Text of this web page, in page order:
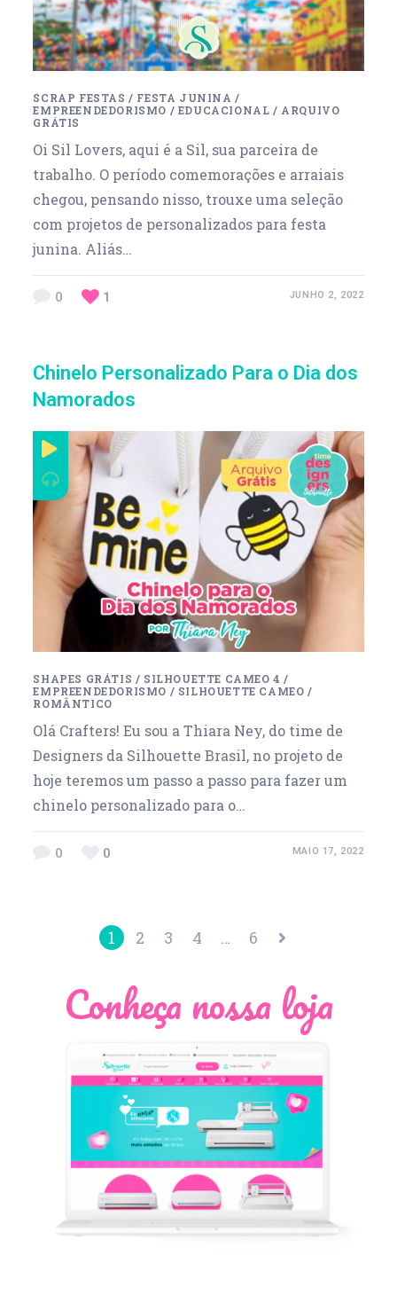
SCRAP FESTAS / FESTA JUNINA /
EMPREENDEDORISMO / EDUCACIONAL / ARQUIVO
GRÁTIS
Oi Sil Lovers, aqui é a Sil, sua parceira de
trabalho. O período comemorações e arraiais
chegou, pensando nisso, trouxe uma seleção
com projetos de personalizados para festa
junina. Aliás…
0 1 JUNHO 2, 2022
Chinelo Personalizado Para o Dia dos
Namorados
SHAPES GRÁTIS / SILHOUETTE CAMEO 4 /
EMPREENDEDORISMO / SILHOUETTE CAMEO /
ROMÂNTICO
Olá Crafters! Eu sou a Thiara Ney, do time de
Designers da Silhouette Brasil, no projeto de
hoje teremos um passo a passo para fazer um
chinelo personalizado para o…
0 0 MAIO 17, 2022
1 2 3 4 … 6
Conheça nossa loja
Léia Pastori